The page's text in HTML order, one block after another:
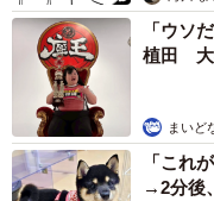
「ウソ
植田 大
まいど
「これ
→2分後